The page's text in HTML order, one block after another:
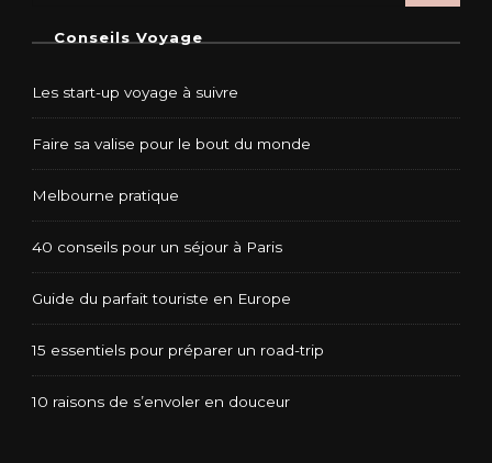
Conseils Voyage
Les start-up voyage à suivre
Faire sa valise pour le bout du monde
Melbourne pratique
40 conseils pour un séjour à Paris
Guide du parfait touriste en Europe
15 essentiels pour préparer un road-trip
10 raisons de s’envoler en douceur